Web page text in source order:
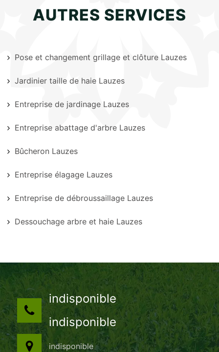
AUTRES SERVICES
Pose et changement grillage et clôture Lauzes
Jardinier taille de haie Lauzes
Entreprise de jardinage Lauzes
Entreprise abattage d'arbre Lauzes
Bûcheron Lauzes
Entreprise élagage Lauzes
Entreprise de débroussaillage Lauzes
Dessouchage arbre et haie Lauzes
indisponible
indisponible
indisponible